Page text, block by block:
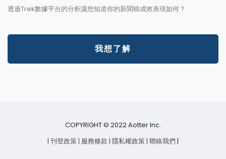
透過Trek數據平台的分析讓您知道你的新聞稿成效表現如何？
我想了解
COPYRIGHT © 2022 Aotter Inc.
| 刊登政策| 服務條款| 隱私權政策| 聯絡我們 |